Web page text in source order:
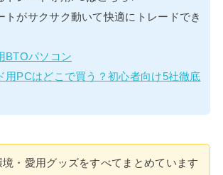
トがサクサク動いて快適にトレードでき
BTOパソコン
PCはどこで買う？初心者向け5社徹底
・愛用グッズをすべてまとめています